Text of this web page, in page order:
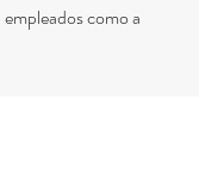
como a